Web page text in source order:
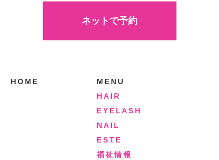
ネットで予約
HOME
MENU
HAIR
EYELASH
NAIL
ESTE
福祉情報